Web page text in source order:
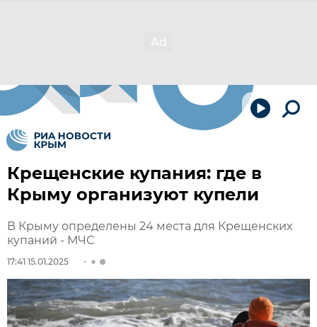
Крещенские купания: где в
Крыму организуют купели
В Крыму определены 24 места для Крещенских
купаний - МЧС
17:41 15.01.2025